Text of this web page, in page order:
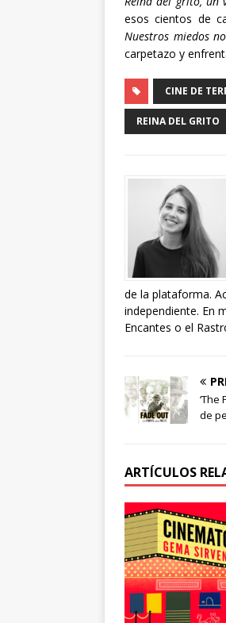
esos cientos de
Nuestros miedos
carpetazo y
CINE DE
REINA DEL GRITO
de la plataforma.
independiente. En
Encantes o el
‘The
de
ARTÍCULOS